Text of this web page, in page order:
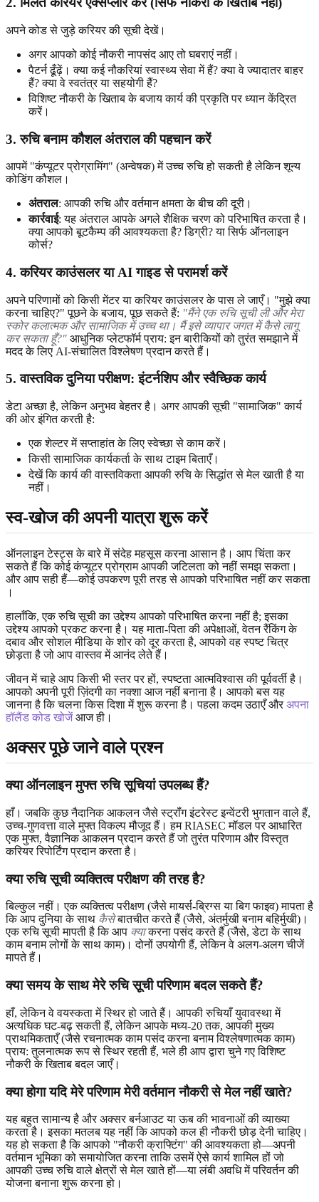
अपने कोड से जुड़े करियर की सूची देखें।
अगर आपको कोई नौकरी नापसंद आए तो घबराएं नहीं।
पैटर्न ढूँढ़ें। क्या कई नौकरियां स्वास्थ्य सेवा में हैं? क्या वे ज्यादातर बाहर
हैं? क्या वे स्वतंत्र या सहयोगी हैं?
विशिष्ट नौकरी के खिताब के बजाय कार्य की प्रकृति पर ध्यान केंद्रित
करें।
3. रुचि बनाम कौशल अंतराल की पहचान करें
आपमें "कंप्यूटर प्रोग्रामिंग" (अन्वेषक) में उच्च रुचि हो सकती है लेकिन शून्य
कोडिंग कौशल।
अंतराल: आपकी रुचि और वर्तमान क्षमता के बीच की दूरी।
कार्रवाई: यह अंतराल आपके अगले शैक्षिक चरण को परिभाषित करता है।
क्या आपको बूटकैम्प की आवश्यकता है? डिग्री? या सिर्फ ऑनलाइन
कोर्स?
4. करियर काउंसलर या AI गाइड से परामर्श करें
अपने परिणामों को किसी मेंटर या करियर काउंसलर के पास ले जाएँ। "मुझे क्या
करना चाहिए?" पूछने के बजाय, पूछ सकते हैं: "मैंने एक रुचि सूची ली और मेरा
स्कोर कलात्मक और सामाजिक में उच्च था। मैं इसे व्यापार जगत में कैसे लागू
कर सकता हूँ?" आधुनिक प्लेटफॉर्म प्राय: इन बारीकियों को तुरंत समझाने में
मदद के लिए AI-संचालित विश्लेषण प्रदान करते हैं।
5. वास्तविक दुनिया परीक्षण: इंटर्नशिप और स्वैच्छिक कार्य
डेटा अच्छा है, लेकिन अनुभव बेहतर है। अगर आपकी सूची "सामाजिक" कार्य
की ओर इंगित करती है:
एक शेल्टर में सप्ताहांत के लिए स्वेच्छा से काम करें।
किसी सामाजिक कार्यकर्ता के साथ टाइम बिताएँ।
देखें कि कार्य की वास्तविकता आपकी रुचि के सिद्धांत से मेल खाती है या
नहीं।
स्व-खोज की अपनी यात्रा शुरू करें
ऑनलाइन टेस्ट्स के बारे में संदेह महसूस करना आसान है। आप चिंता कर
सकते हैं कि कोई कंप्यूटर प्रोग्राम आपकी जटिलता को नहीं समझ सकता।
और आप सही हैं—कोई उपकरण पूरी तरह से आपको परिभाषित नहीं कर सकता
।
हालाँकि, एक रुचि सूची का उद्देश्य आपको परिभाषित करना नहीं है; इसका
उद्देश्य आपको प्रकट करना है। यह माता-पिता की अपेक्षाओं, वेतन रैंकिंग के
दबाव और सोशल मीडिया के शोर को दूर करता है, आपको वह स्पष्ट चित्र
छोड़ता है जो आप वास्तव में आनंद लेते हैं।
जीवन में चाहे आप किसी भी स्तर पर हों, स्पष्टता आत्मविश्वास की पूर्ववर्ती है।
आपको अपनी पूरी ज़िंदगी का नक्शा आज नहीं बनाना है। आपको बस यह
जानना है कि चलना किस दिशा में शुरू करना है। पहला कदम उठाएँ औरअपना
हॉलैंड कोड खोजेंआज ही।
अक्सर पूछे जाने वाले प्रश्न
क्या ऑनलाइन मुफ्त रुचि सूचियां उपलब्ध हैं?
हाँ। जबकि कुछ नैदानिक आकलन जैसे स्ट्रॉंग इंटरेस्ट इन्वेंटरी भुगतान वाले हैं,
उच्च-गुणवत्ता वाले मुफ्त विकल्प मौजूद हैं। हम RIASEC मॉडल पर आधारित
एक मुफ्त, वैज्ञानिक आकलन प्रदान करते हैं जो तुरंत परिणाम और विस्तृत
करियर रिपोर्टिंग प्रदान करता है।
क्या रुचि सूची व्यक्तित्व परीक्षण की तरह है?
बिल्कुल नहीं। एक व्यक्तित्व परीक्षण (जैसे मायर्स-ब्रिग्स या बिग फाइव) मापता है
कि आप दुनिया के साथ कैसेबातचीत करते हैं (जैसे, अंतर्मुखी बनाम बहिर्मुखी)।
एक रुचि सूची मापती है कि आप क्याकरना पसंद करते हैं (जैसे, डेटा के साथ
काम बनाम लोगों के साथ काम)। दोनों उपयोगी हैं, लेकिन वे अलग-अलग चीजें
मापते हैं।
क्या समय के साथ मेरे रुचि सूची परिणाम बदल सकते हैं?
हाँ, लेकिन वे वयस्कता में स्थिर हो जाते हैं। आपकी रुचियाँ युवावस्था में
अत्यधिक घट-बढ़ सकती हैं, लेकिन आपके मध्य-20 तक, आपकी मुख्य
प्राथमिकताएँ (जैसे रचनात्मक काम पसंद करना बनाम विश्लेषणात्मक काम)
प्राय: तुलनात्मक रूप से स्थिर रहती हैं, भले ही आप द्वारा चुने गए विशिष्ट
नौकरी के खिताब बदल जाएँ।
क्या होगा यदि मेरे परिणाम मेरी वर्तमान नौकरी से मेल नहीं खाते?
यह बहुत सामान्य है और अक्सर बर्नआउट या ऊब की भावनाओं की व्याख्या
करता है। इसका मतलब यह नहीं कि आपको कल ही नौकरी छोड़ देनी चाहिए।
यह हो सकता है कि आपको "नौकरी क्राफ्टिंग" की आवश्यकता हो—अपनी
वर्तमान भूमिका को समायोजित करना ताकि उसमें ऐसे कार्य शामिल हों जो
आपकी उच्च रुचि वाले क्षेत्रों से मेल खाते हों—या लंबी अवधि में परिवर्तन की
योजना बनाना शुरू करना हो।